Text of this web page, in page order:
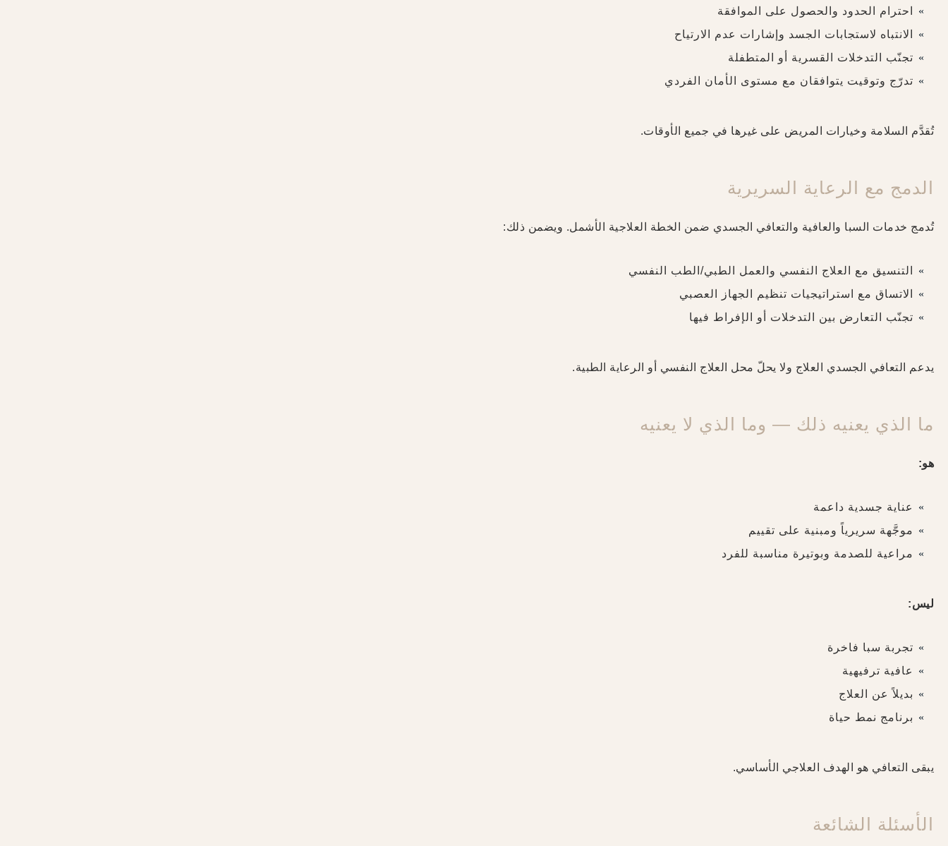
احترام الحدود والحصول على الموافقة
الانتباه لاستجابات الجسد وإشارات عدم الارتياح
تجنّب التدخلات القسرية أو المتطفلة
تدرّج وتوقيت يتوافقان مع مستوى الأمان الفردي
تُقدَّم السلامة وخيارات المريض على غيرها في جميع الأوقات.
الدمج مع الرعاية السريرية
تُدمج خدمات السبا والعافية والتعافي الجسدي ضمن الخطة العلاجية الأشمل. ويضمن ذلك:
التنسيق مع العلاج النفسي والعمل الطبي/الطب النفسي
الاتساق مع استراتيجيات تنظيم الجهاز العصبي
تجنّب التعارض بين التدخلات أو الإفراط فيها
يدعم التعافي الجسدي العلاج ولا يحلّ محل العلاج النفسي أو الرعاية الطبية.
ما الذي يعنيه ذلك — وما الذي لا يعنيه
هو:
عناية جسدية داعمة
موجَّهة سريرياً ومبنية على تقييم
مراعية للصدمة وبوتيرة مناسبة للفرد
ليس:
تجربة سبا فاخرة
عافية ترفيهية
بديلاً عن العلاج
برنامج نمط حياة
يبقى التعافي هو الهدف العلاجي الأساسي.
الأسئلة الشائعة